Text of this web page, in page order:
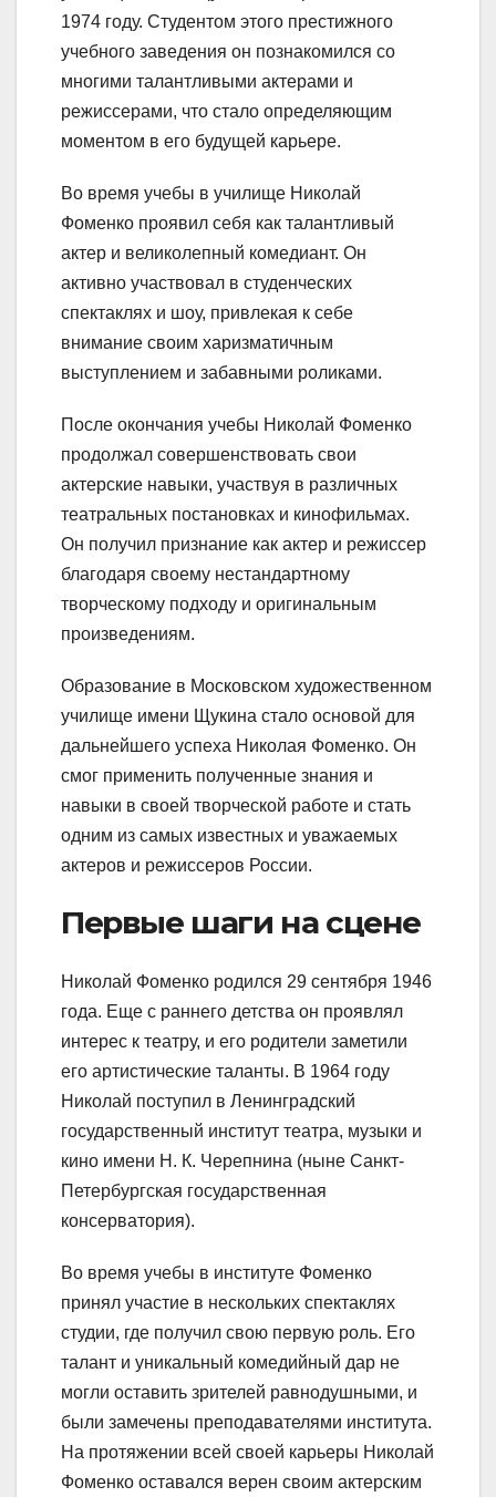
1974 году. Студентом этого престижного
учебного заведения он познакомился со
многими талантливыми актерами и
режиссерами, что стало определяющим
моментом в его будущей карьере.
Во время учебы в училище Николай
Фоменко проявил себя как талантливый
актер и великолепный комедиант. Он
активно участвовал в студенческих
спектаклях и шоу, привлекая к себе
внимание своим харизматичным
выступлением и забавными роликами.
После окончания учебы Николай Фоменко
продолжал совершенствовать свои
актерские навыки, участвуя в различных
театральных постановках и кинофильмах.
Он получил признание как актер и режиссер
благодаря своему нестандартному
творческому подходу и оригинальным
произведениям.
Образование в Московском художественном
училище имени Щукина стало основой для
дальнейшего успеха Николая Фоменко. Он
смог применить полученные знания и
навыки в своей творческой работе и стать
одним из самых известных и уважаемых
актеров и режиссеров России.
Первые шаги на сцене
Николай Фоменко родился 29 сентября 1946
года. Еще с раннего детства он проявлял
интерес к театру, и его родители заметили
его артистические таланты. В 1964 году
Николай поступил в Ленинградский
государственный институт театра, музыки и
кино имени Н. К. Черепнина (ныне Санкт-
Петербургская государственная
консерватория).
Во время учебы в институте Фоменко
принял участие в нескольких спектаклях
студии, где получил свою первую роль. Его
талант и уникальный комедийный дар не
могли оставить зрителей равнодушными, и
были замечены преподавателями института.
На протяжении всей своей карьеры Николай
Фоменко оставался верен своим актерским